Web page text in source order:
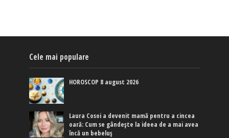
Cele mai populare
HOROSCOP 8 august 2026
Laura Cosoi a devenit mamă pentru a cincea
oară: Cum se gândește la ideea de a mai avea
încă un bebeluș